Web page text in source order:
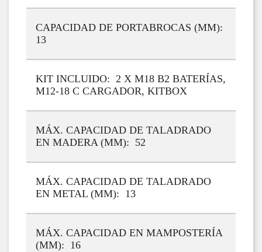
CAPACIDAD DE PORTABROCAS (MM):
13
KIT INCLUIDO: 2 X M18 B2 BATERÍAS,
M12-18 C CARGADOR, KITBOX
MÁX. CAPACIDAD DE TALADRADO
EN MADERA (MM): 52
MÁX. CAPACIDAD DE TALADRADO
EN METAL (MM): 13
MÁX. CAPACIDAD EN MAMPOSTERÍA
(MM): 16